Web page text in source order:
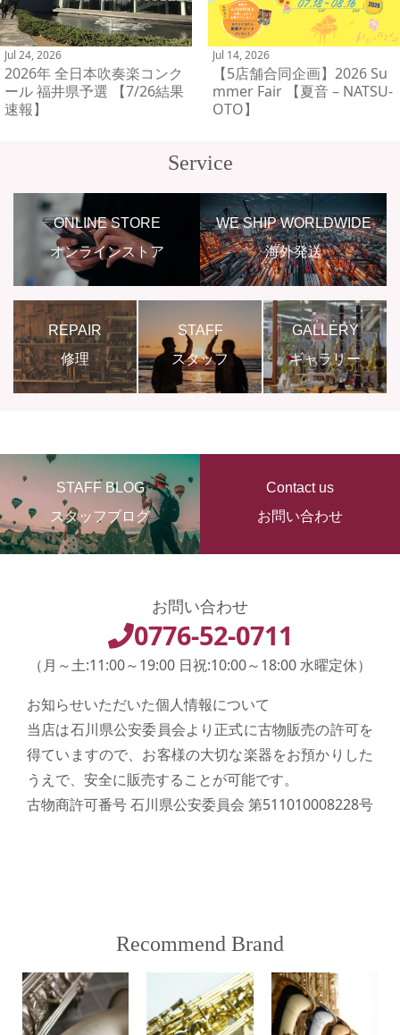
Jul 24, 2026
2026年 全日本吹奏楽コンク
ール 福井県予選 【7/26結果
速報】
Jul 14, 2026
【5店舗合同企画】2026 Su
mmer Fair 【夏音 – NATSU-
OTO】
Service
ONLINE STORE
オンラインストア
WE SHIP WORLDWIDE
海外発送
REPAIR
修理
STAFF
スタッフ
GALLERY
ギャラリー
STAFF BLOG
スタッフブログ
Contact us
お問い合わせ
お問い合わせ
0776-52-0711
（月～土:11:00～19:00 日祝:10:00～18:00 水曜定休）
お知らせいただいた個人情報について
当店は石川県公安委員会より正式に古物販売の許可を
得ていますので、お客様の大切な楽器をお預かりした
うえで、安全に販売することが可能です。
古物商許可番号 石川県公安委員会 第511010008228号
Recommend Brand